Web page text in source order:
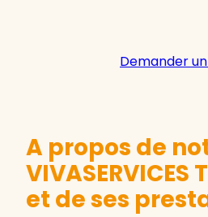
Demander
A propos de
et de ses